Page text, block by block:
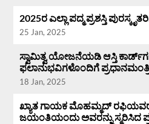
2025ರ ಎಲ್ಲಾ ಪದ್ಮ ಪ್ರಶಸ್ತಿ
25 Jan, 2025
ಸ್ವಾಮಿತ್ವ ಯೋಜನೆಯಡಿ ಆಸ್ತಿ
ಫಲಾನುಭವಿಗಳೊಂದಿಗೆ
18 Jan, 2025
ಖ್ಯಾತ ಗಾಯಕ ಮೊಹಮ್ಮದ್ ರಫಿಯವರ
ಜಯಂತಿಯಂದು ಅವರನ್ನು ಸ್ಮರಿಸಿದ